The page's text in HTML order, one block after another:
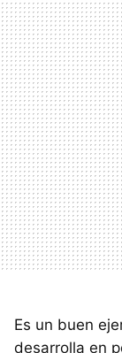
Es un buen
desarrolla en